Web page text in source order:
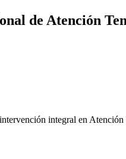
de Atención
integral en